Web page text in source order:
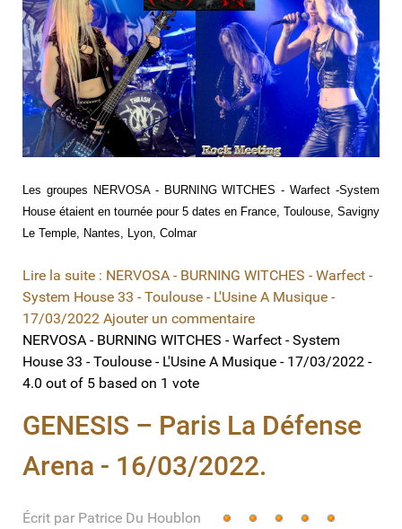
Les groupes NERVOSA - BURNING WITCHES - Warfect -System
House étaient en tournée pour 5 dates en France, Toulouse, Savigny
Le Temple, Nantes, Lyon, Colmar
Lire la suite : NERVOSA - BURNING WITCHES - Warfect -
System House 33 - Toulouse - L'Usine A Musique -
17/03/2022 Ajouter un commentaire
NERVOSA - BURNING WITCHES - Warfect - System
House 33 - Toulouse - L'Usine A Musique - 17/03/2022 -
4.0 out of 5 based on 1 vote
GENESIS – Paris La Défense
Arena - 16/03/2022.
Écrit par Patrice Du Houblon
Vote